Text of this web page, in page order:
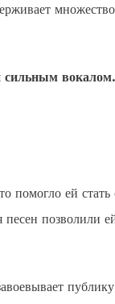
сильным
помогло ей
позволили